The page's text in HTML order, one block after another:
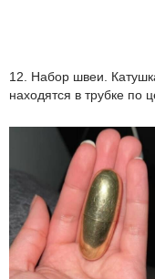
12. Набор швеи.
находятся в трубке по